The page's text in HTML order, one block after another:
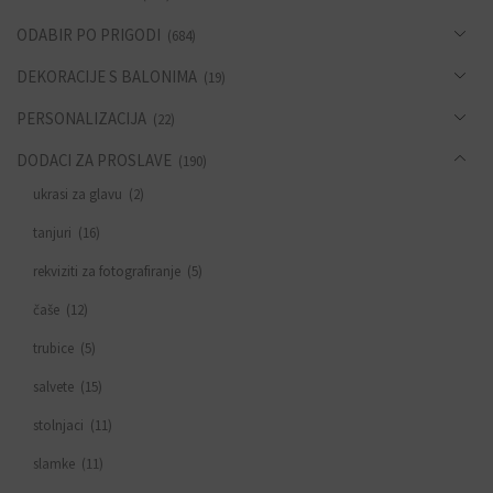
ODABIR PO PRIGODI (684)
DEKORACIJE S BALONIMA (19)
PERSONALIZACIJA (22)
DODACI ZA PROSLAVE (190)
ukrasi za glavu (2)
tanjuri (16)
rekviziti za fotografiranje (5)
čaše (12)
trubice (5)
salvete (15)
stolnjaci (11)
slamke (11)